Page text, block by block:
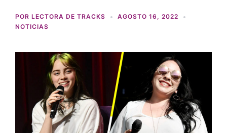
POR LECTORA DE TRACKS
AGOSTO 16, 2022
NOTICIAS